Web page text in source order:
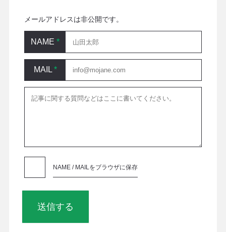
メールアドレスは非公開です。
NAME*
MAIL *
NAME / MAILをブラウザに保存